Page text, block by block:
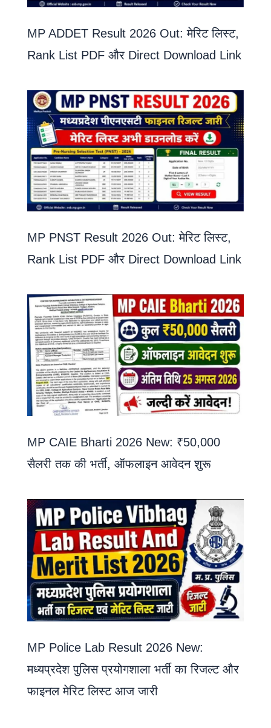
MP ADDET Result 2026 Out: मेरिट लिस्ट,
Rank List PDF और Direct Download Link
MP PNST Result 2026 Out: मेरिट लिस्ट,
Rank List PDF और Direct Download Link
MP CAIE Bharti 2026 New: ₹50,000
सैलरी तक की भर्ती, ऑफलाइन आवेदन शुरू
MP Police Lab Result 2026 New:
मध्यप्रदेश पुलिस प्रयोगशाला भर्ती का रिजल्ट और
फाइनल मेरिट लिस्ट आज जारी